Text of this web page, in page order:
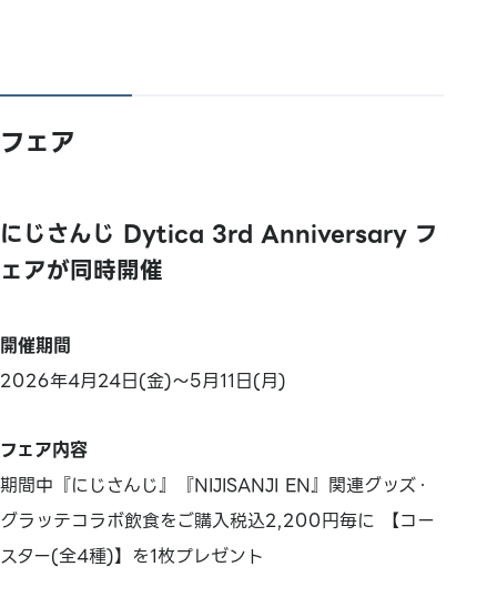
フェア
にじさんじ Dytica 3rd Anniversary フ
ェアが同時開催
開催期間
2026年4月24日(金)～5月11日(月)
フェア内容
期間中『にじさんじ』『NIJISANJI EN』関連グッズ・
グラッテコラボ飲食をご購入税込2,200円毎に 【コー
スター(全4種)】を1枚プレゼント